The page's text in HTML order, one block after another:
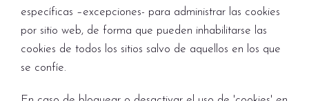
específicas –excepciones- para administrar las cookies
por sitio web, de forma que pueden inhabilitarse las
cookies de todos los sitios salvo de aquellos en los que
se confíe.